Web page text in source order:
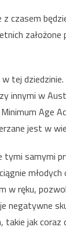
czasem
założone
tej
innymi w
Age
jest w
tymi samymi
młodych
w ręku,
negatywne
takie jak